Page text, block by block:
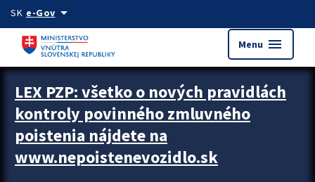
Preskocit na hlavný obsah
SK e-Govarrow_drop_down
Menu menu
Zastavit automatický posun upútavok
LEX PZP: všetko o nových pravidlách
kontroly povinného zmluvného
poistenia nájdete na
www.nepoistenevozidlo.sk